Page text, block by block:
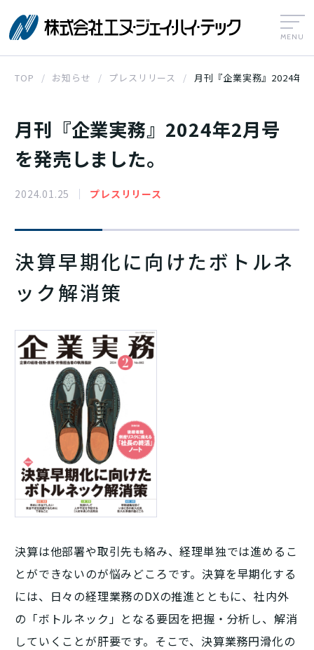
TOP お知らせ プレスリリース 月刊『企業実務』2024年2
月刊『企業実務』2024年2月号
を発売しました。
2024.01.25 プレスリリース
決算早期化に向けたボトルネ
ック解消策
決算は他部署や取引先も絡み、経理単独では進めるこ
とができないのが悩みどころです。決算を早期化する
には、日々の経理業務のDXの推進とともに、社内外
の「ボトルネック」となる要因を把握・分析し、解消
していくことが肝要です。そこで、決算業務円滑化の